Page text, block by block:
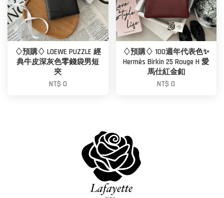
♢預購♢ LOEWE PUZZLE 經
典牛皮深灰色零錢袋男短
夾
NT$ 0
♢預購♢ 100週年代表色✨
Hermès Birkin 25 Rouge H 愛
馬仕紅金釦
NT$ 0